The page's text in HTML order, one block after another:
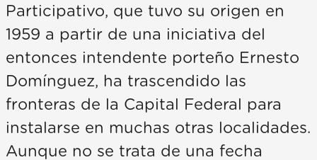
Participativo, que tuvo su origen en
1959 a partir de una iniciativa del
entonces intendente porteño Ernesto
Domínguez, ha trascendido las
fronteras de la Capital Federal para
instalarse en muchas otras localidades.
Aunque no se trata de una fecha